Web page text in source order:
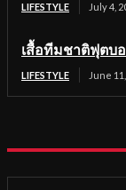
LIFESTYLE July 4,
เสื้อทีมชาติฟุตบ
LIFESTYLE June